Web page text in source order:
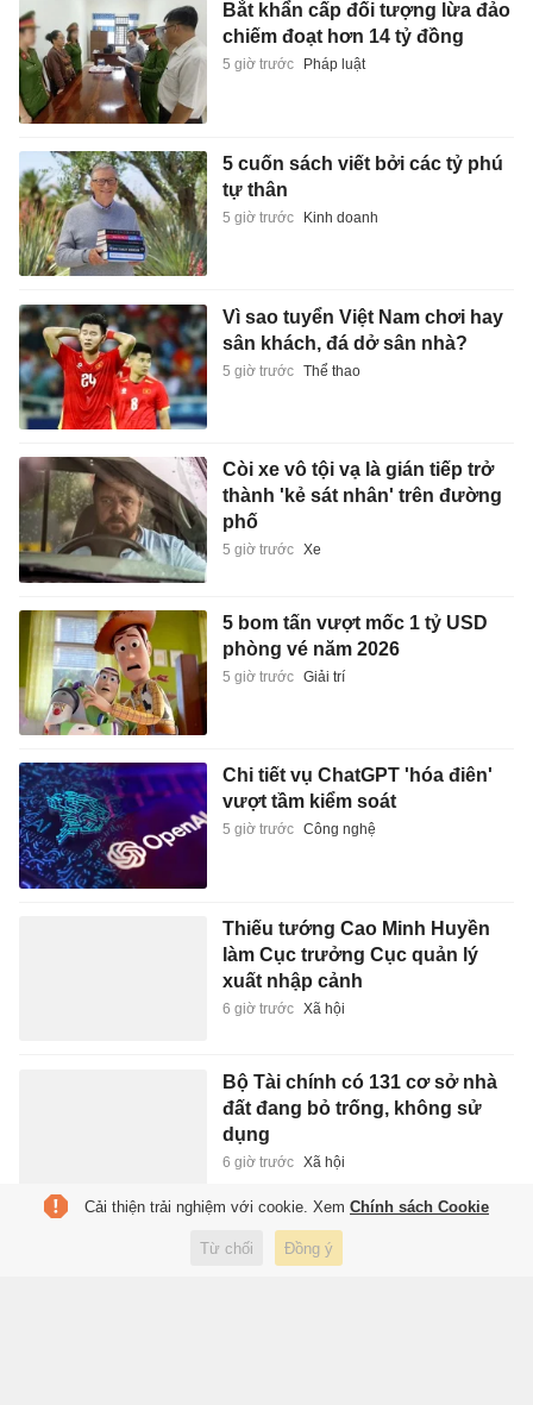
Bắt khẩn cấp đối tượng lừa đảo
chiếm đoạt hơn 14 tỷ đồng
5 giờ trước Pháp luật
5 cuốn sách viết bởi các tỷ phú
tự thân
5 giờ trước Kinh doanh
Vì sao tuyển Việt Nam chơi hay
sân khách, đá dở sân nhà?
5 giờ trước Thể thao
Còi xe vô tội vạ là gián tiếp trở
thành 'kẻ sát nhân' trên đường
phố
5 giờ trước Xe
5 bom tấn vượt mốc 1 tỷ USD
phòng vé năm 2026
5 giờ trước Giải trí
Chi tiết vụ ChatGPT 'hóa điên'
vượt tầm kiểm soát
5 giờ trước Công nghệ
Thiếu tướng Cao Minh Huyền
làm Cục trưởng Cục quản lý
xuất nhập cảnh
6 giờ trước Xã hội
Bộ Tài chính có 131 cơ sở nhà
đất đang bỏ trống, không sử
dụng
6 giờ trước Xã hội
Ca sĩ tỷ phú Taylor Swift đọc gì?
6 giờ trước Giải trí
Cải thiện trải nghiệm với cookie. Xem Chính sách Cookie
Từ chối Đồng ý